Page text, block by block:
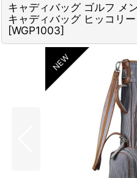
キャディバッグ ゴルフ メ
キャディバッグ ヒッコリー
[WGP1003]